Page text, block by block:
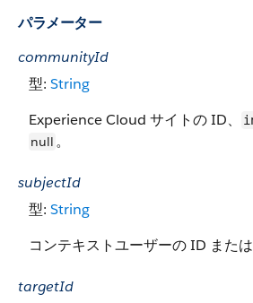
パラメーター
communityId
型: String
Experience Cloud サイトの ID、
null 。
subjectId
型: String
コンテキストユーザーの ID また
targetId